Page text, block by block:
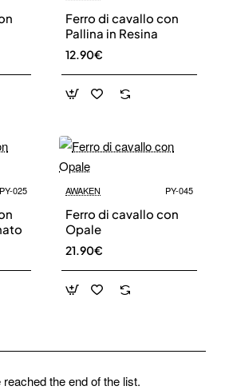
Ferro di cavallo con
Pallina in Resina
12.90€
PY-025 AWAKEN PY-045
Ferro di cavallo con
Opale
21.90€
reached the end of the list.